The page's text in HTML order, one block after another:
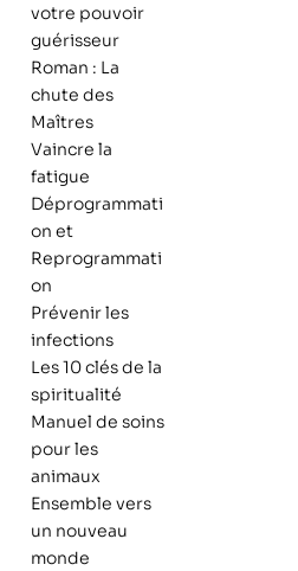
votre pouvoir
guérisseur
Roman : La
chute des
Maîtres
Vaincre la
fatigue
Déprogrammati
on et
Reprogrammati
on
Prévenir les
infections
Les 10 clés de la
spiritualité
Manuel de soins
pour les
animaux
Ensemble vers
un nouveau
monde